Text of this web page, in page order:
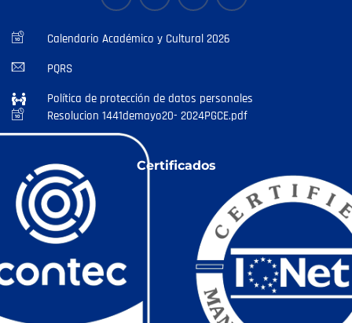
Calendario Académico y Cultural 2026
PQRS
Política de protección de datos personales
Resolucion 1441demayo20- 2024PGCE.pdf
Certificados